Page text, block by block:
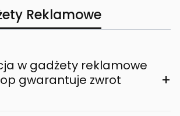
Reklamowe
w gadżety reklamowe
gwarantuje zwrot
+